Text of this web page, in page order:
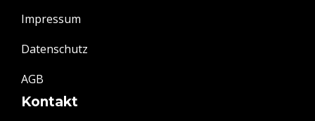
Impressum
Datenschutz
AGB
Kontakt